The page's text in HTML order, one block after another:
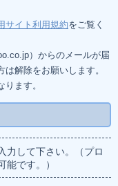
サイト利用規約をご覧く
）からのメールが届
解除をお願いします。
ます。
力して下さい。（プロ
能です。）